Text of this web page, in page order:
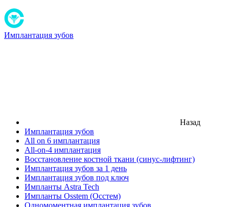
Имплантация зубов
Назад
Имплантация зубов
All on 6 имплантация
All-on-4 имплантация
Восстановление костной ткани (синус-лифтинг)
Имплантация зубов за 1 день
Имплантация зубов под ключ
Импланты Astra Tech
Импланты Osstem (Осстем)
Одномоментная имплантация зубов